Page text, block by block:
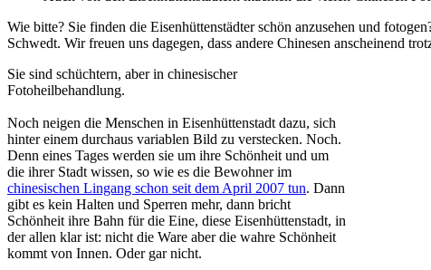
Wie bitte? Sie finden die Eisenhüttenstädter schön anzusehen und
Schwedt. Wir freuen uns dagegen, dass andere Chinesen anscheinend
Sie sind schüchtern, aber in chinesischer
Fotoheilbehandlung.
Noch neigen die Menschen in Eisenhüttenstadt dazu, sich
hinter einem durchaus variablen Bild zu verstecken. Noch.
Denn eines Tages werden sie um ihre Schönheit und um
die ihrer Stadt wissen, so wie es die Bewohner im
chinesischen Lingang schon seit dem April 2007 tun. Dann
gibt es kein Halten und Sperren mehr, dann bricht
Schönheit ihre Bahn für die Eine, diese Eisenhüttenstadt, in
der allen klar ist: nicht die Ware aber die wahre Schönheit
kommt von Innen. Oder gar nicht.